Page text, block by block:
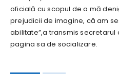
oficială cu scopul de a mă
prejudicii de imagine, că am
abilitate”,a transmis secretarul
pagina sa de socializare.